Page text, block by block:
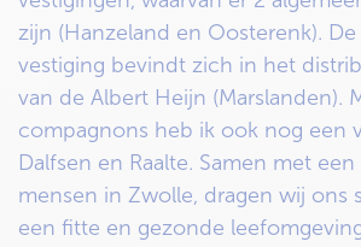
zijn (Hanzeland en Oosterenk). De
vestiging bevindt zich in het
van de Albert Heijn (Marslanden).
compagnons heb ik ook nog een
Dalfsen en Raalte. Samen met een
mensen in Zwolle, dragen wij ons
een fitte en gezonde